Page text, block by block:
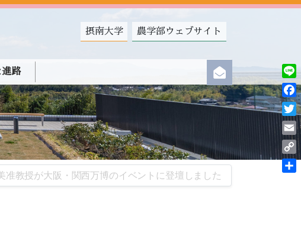
摂南大学 農学部ウェブサイト
進路
准教授が大阪・関西万博のイベントに登壇しました
Line
Link